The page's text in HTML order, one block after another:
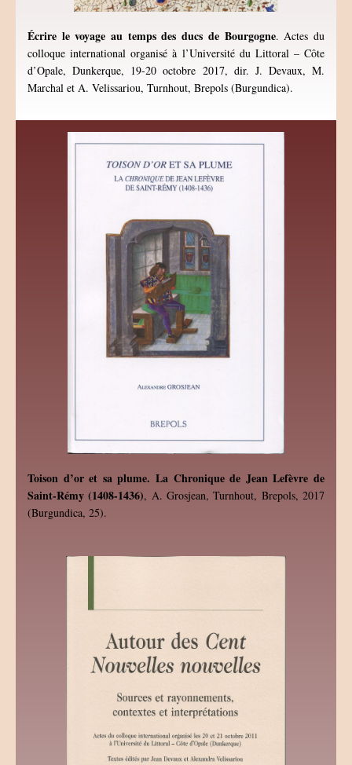
Écrire le voyage au temps des ducs de Bourgogne. Actes du
colloque international organisé à l’Université du Littoral – Côte
d’Opale, Dunkerque, 19-20 octobre 2017, dir. J. Devaux, M.
Marchal et A. Velissariou, Turnhout, Brepols (Burgundica).
Toison d’or et sa plume. La Chronique de Jean Lefèvre de
Saint-Rémy (1408-1436), A. Grosjean, Turnhout, Brepols, 2017
(Burgundica, 25).